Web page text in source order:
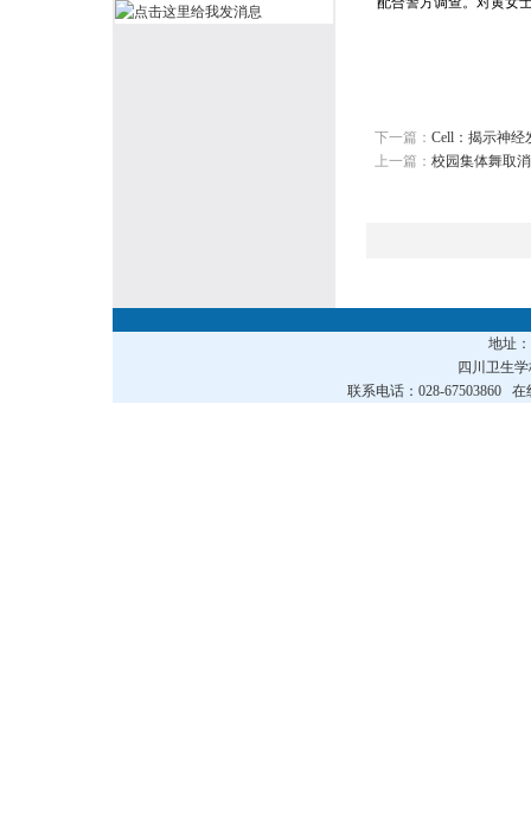
下一篇： Cell：揭示神经
上一篇： 校园集体舞取
地址
四川卫生
联系电话：028-67503860